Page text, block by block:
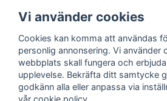
Följ oss:
Instagram
Facebook
TikTok
YouTube
Vi
Fri
Vi använder cookies
Cookies kan komma att användas
personlig annonsering. Vi använder
webbplats skall fungera och
upplevelse. Bekräfta ditt samtycke
godkänn alla eller anpassa via
vår cookie policy